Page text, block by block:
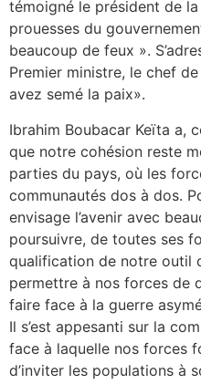
témoigné le président de
prouesses du
beaucoup de feux ».
Premier ministre, le chef
avez semé la paix».
Ibrahim Boubacar Keïta a,
que notre cohésion reste
parties du pays, où les
communautés dos à dos.
envisage l’avenir avec
poursuivre, de toutes ses
qualification de notre outil
permettre à nos forces de
faire face à la guerre
Il s’est appesanti sur la
face à laquelle nos forces
d’inviter les populations à